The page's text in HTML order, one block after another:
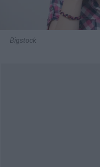
Bigstock